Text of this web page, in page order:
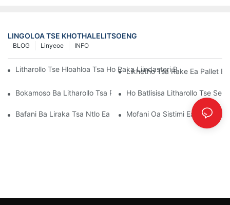
LINGOLOA TSE KHOTHALELITSOENG
INFO
Linyeoe
BLOG
Litharollo Tse Hloahloa Tsa Ho Raka Liindasteri Bakeng Sa
Likhetho Tsa Rake Ea Pallet
Bokamoso Ba Litharollo Tsa Pallet Rack: Mekhoa Le Lintho Tse
Ho Batlisisa Litharollo Tse
Bafani Ba Liraka Tsa Ntlo Ea Bolulo: Seo U Lokelang Ho Se Batla
Mofani Oa Sistimi Ea